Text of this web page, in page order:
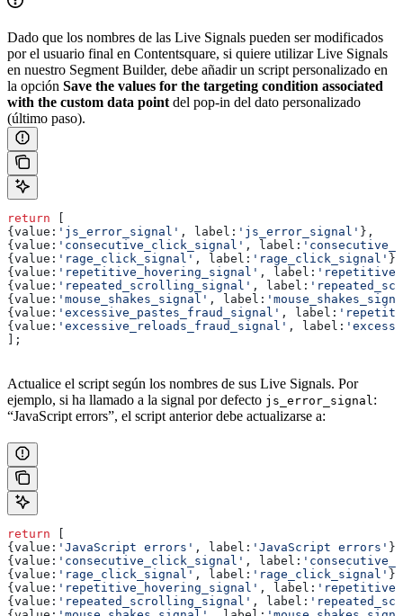
Dado que los nombres de las Live Signals pueden ser modificados
por el usuario final en Contentsquare, si quiere utilizar Live Signals
en nuestro Segment Builder, debe añadir un script personalizado en
la opción Save the values for the targeting condition associated
with the custom data point del pop-in del dato personalizado
(último paso).
return
{ value: 'js_error_signal' , label: 'js_error_signal' },
{ value: 'consecutive_click_signal' , label:
{ value: 'rage_click_signal' , label: 'rage_click_signal'
{ value: 'repetitive_hovering_signal' , label:
{ value: 'repeated_scrolling_signal' , label:
{ value: 'mouse_shakes_signal' , label:
{ value: 'excessive_pastes_fraud_signal' , label:
{ value: 'excessive_reloads_fraud_signal' , label:
];
Actualice el script según los nombres de sus Live Signals. Por
ejemplo, si ha llamado a la signal por defecto js_error_signal :
“JavaScript errors”, el script anterior debe actualizarse a:
return
{ value: 'JavaScript errors' , label: 'JavaScript errors'
{ value: 'consecutive_click_signal' , label:
{ value: 'rage_click_signal' , label: 'rage_click_signal'
{ value: 'repetitive_hovering_signal' , label:
{ value: 'repeated_scrolling_signal' , label: